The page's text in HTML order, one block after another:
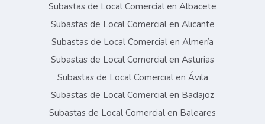
Subastas de Local Comercial en Albacete
Subastas de Local Comercial en Alicante
Subastas de Local Comercial en Almería
Subastas de Local Comercial en Asturias
Subastas de Local Comercial en Ávila
Subastas de Local Comercial en Badajoz
Subastas de Local Comercial en Baleares